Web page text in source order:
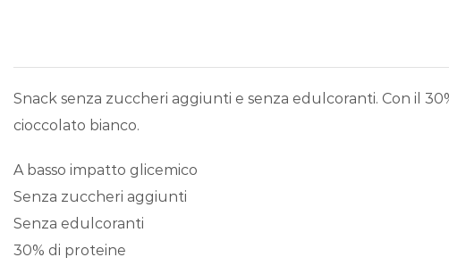
Snack senza zuccheri aggiunti e senza edulcoranti. Con il
cioccolato bianco.
A basso impatto glicemico
Senza zuccheri aggiunti
Senza edulcoranti
30% di proteine